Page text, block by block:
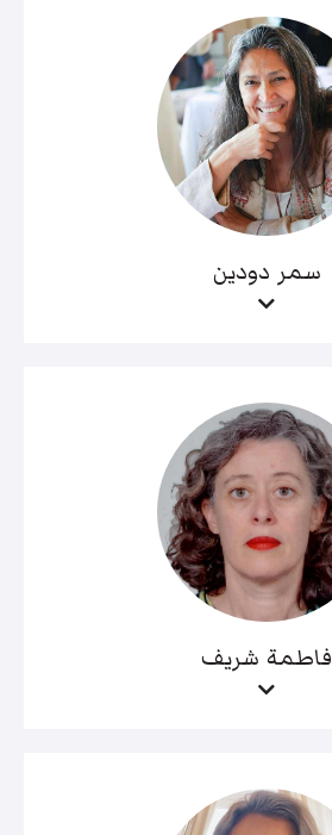
سمر دودين
فاطمة شريف